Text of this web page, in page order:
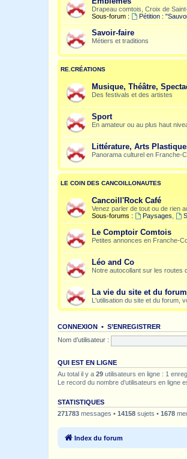
Drapeau comtois, Croix de
Sous-forum :
Pétition :
Savoir-faire
Métiers et traditions
RE.CRÉATIONS
Musique, Théâtre,
Des festivals et des artistes
Sport
En amateur ou au plus haut
Littérature, Arts
Panorama culturel en Franche-
LE COIN DES CANCOILLONAUTES
Cancoill'Rock Café
Venez parler de tout ou de rien
Sous-forums :
Paysages
Le Comptoir Comtois
Petites annonces en Franche-
Léo and Co
Notre autocollant sur les routes
La vie du site et du forum
L'utilisation du site et du forum,
CONNEXION • S’ENREGISTRER
Nom d’utilisateur :
QUI EST EN LIGNE
Au total il y a 29 utilisateurs en ligne : 1
Le record du nombre d’utilisateurs en ligne
STATISTIQUES
271783 messages • 14158 sujets • 1678
Index du forum